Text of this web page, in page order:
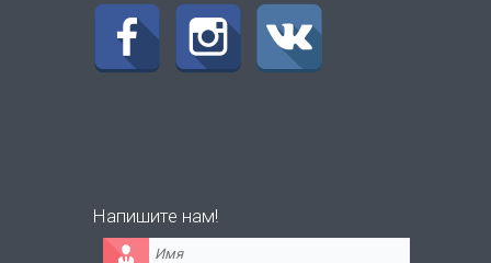
Напишите нам!